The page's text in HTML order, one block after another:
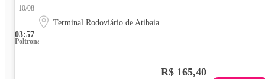
03:57
10/08
Terminal Rodoviário de Atibaia
Poltrona
R$ 165,40